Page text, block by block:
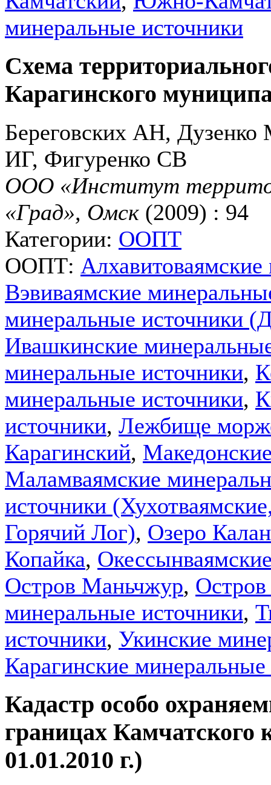
минеральные источники
Схема
Карагинского
Береговских АН,
ИГ, Фигуренко СВ
ООО «Институт
«Град», Омск (2009) : 94
Категории: ООПТ
ООПТ:
Вэвиваямские
минеральные источники
Ивашкинские
минеральные источники,
минеральные источники,
источники, Лежбище
Карагинский,
Маламваямские
источники
Горячий Лог), Озеро
Копайка,
Остров Маньчжур,
минеральные источники,
источники, Укинские
Карагинские
Кадастр особо
границах Камчатского
01.01.2010 г.)